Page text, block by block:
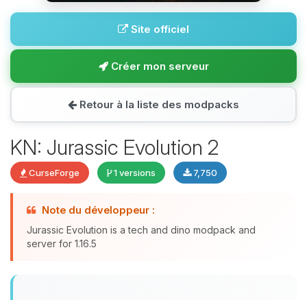
Site officiel
Créer mon serveur
Retour à la liste des modpacks
KN: Jurassic Evolution 2
CurseForge 1 versions 7,750
Note du développeur :
Jurassic Evolution is a tech and dino modpack and
server for 1.16.5
Youpi, enfin quelqu’un pour me
parler ! Moi c’est Choupy, ton petit
assistant BoxToPlay. Dis-moi ce dont
tu as besoin et je vais remuer mes